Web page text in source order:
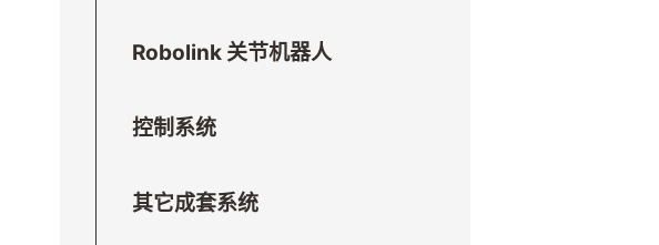
Robolink 关节机器人
控制系统
其它成套系统